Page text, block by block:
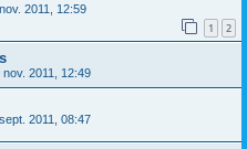
2011, 12:59
1 2
nov. 2011, 12:49
2011, 08:47